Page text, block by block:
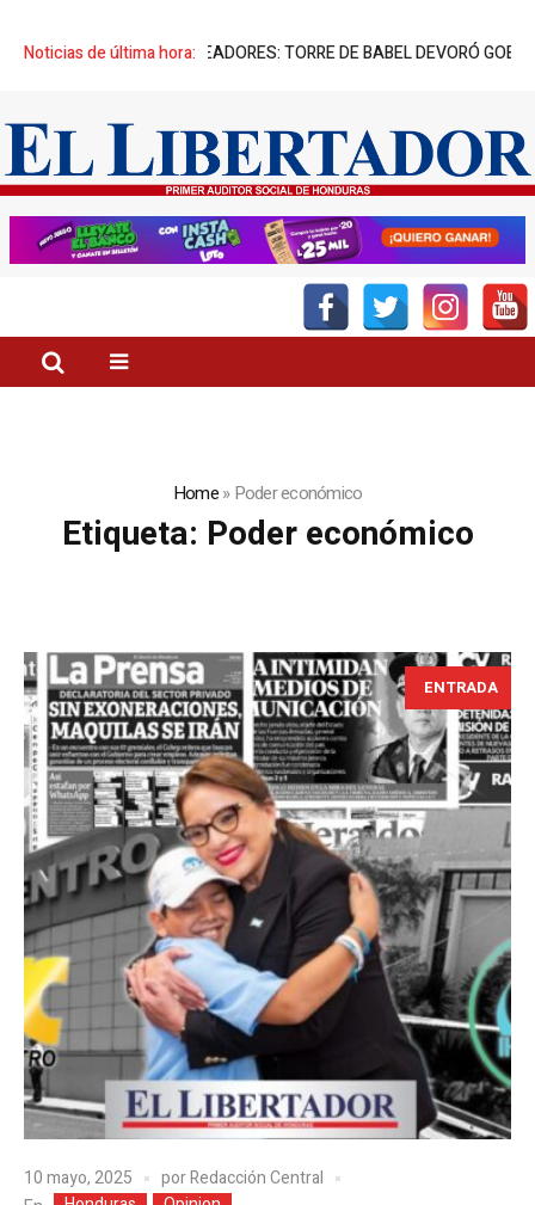
Noticias de última hora:
DE SUS CREADORES: TORRE DE BABEL DEVORÓ GOBIERNO
Home»Poder económico
Etiqueta: Poder económico
ENTRADA
10 mayo, 2025 porRedacción Central